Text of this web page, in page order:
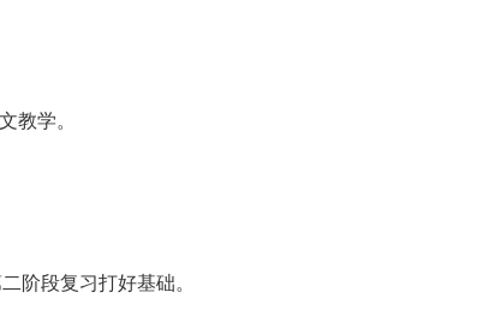
教学。
阶段复习打好基础。